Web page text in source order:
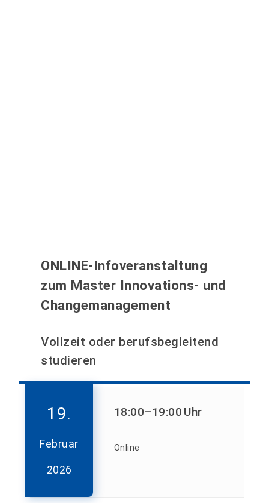
ONLINE-Infoveranstaltung
zum Master Innovations- und
Changemanagement
Vollzeit oder berufsbegleitend
studieren
19.
Februar
2026
18:00–19:00 Uhr
Online